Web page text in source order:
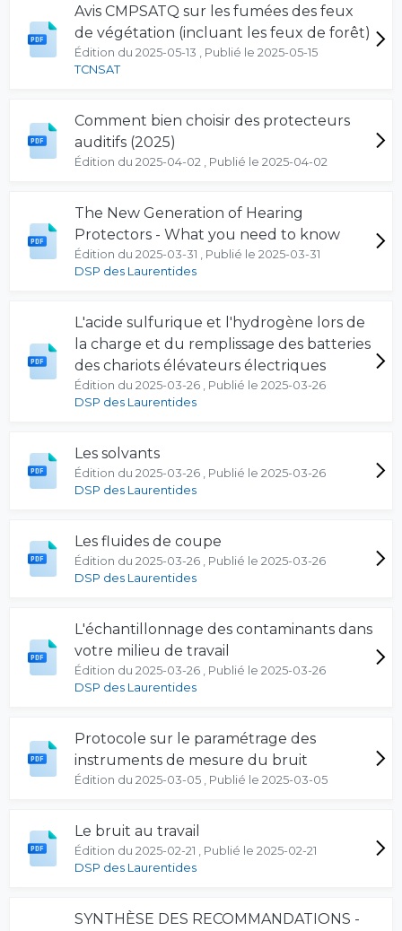
Avis CMPSATQ sur les fumées des feux
de végétation (incluant les feux de forêt)
Édition du 2025-05-13 , Publié le 2025-05-15
TCNSAT
Comment bien choisir des protecteurs
auditifs (2025)
Édition du 2025-04-02 , Publié le 2025-04-02
The New Generation of Hearing
Protectors - What you need to know
Édition du 2025-03-31 , Publié le 2025-03-31
DSP des Laurentides
L'acide sulfurique et l'hydrogène lors de
la charge et du remplissage des batteries
des chariots élévateurs électriques
Édition du 2025-03-26 , Publié le 2025-03-26
DSP des Laurentides
Les solvants
Édition du 2025-03-26 , Publié le 2025-03-26
DSP des Laurentides
Les fluides de coupe
Édition du 2025-03-26 , Publié le 2025-03-26
DSP des Laurentides
L'échantillonnage des contaminants dans
votre milieu de travail
Édition du 2025-03-26 , Publié le 2025-03-26
DSP des Laurentides
Protocole sur le paramétrage des
instruments de mesure du bruit
Édition du 2025-03-05 , Publié le 2025-03-05
Le bruit au travail
Édition du 2025-02-21 , Publié le 2025-02-21
DSP des Laurentides
SYNTHÈSE DES RECOMMANDATIONS -